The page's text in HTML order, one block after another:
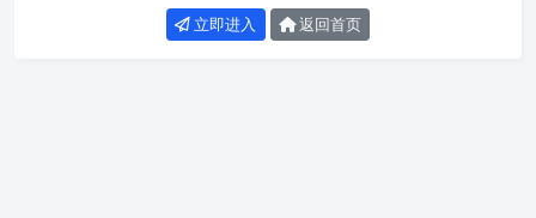
立即进入 返回首页